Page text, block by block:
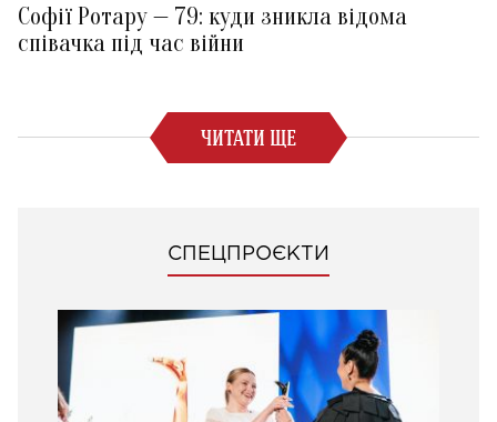
Софії Ротару — 79: куди зникла відома
співачка під час війни
ЧИТАТИ ЩЕ
СПЕЦПРОЄКТИ